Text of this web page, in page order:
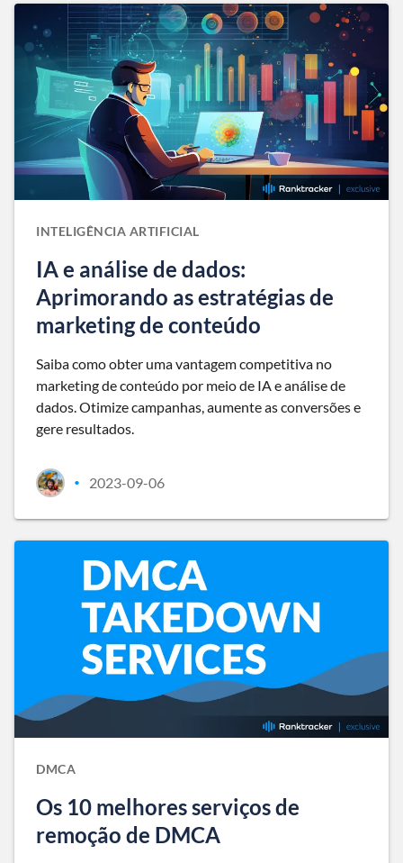
INTELIGÊNCIA ARTIFICIAL
IA e análise de dados:
Aprimorando as estratégias de
marketing de conteúdo
Saiba como obter uma vantagem competitiva no
marketing de conteúdo por meio de IA e análise de
dados. Otimize campanhas, aumente as conversões e
gere resultados.
• 2023-09-06
DMCA
Os 10 melhores serviços de
remoção de DMCA